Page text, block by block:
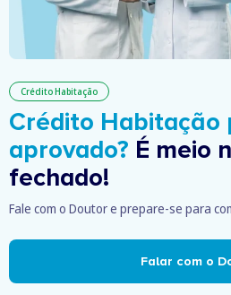
Crédito Habitação
Crédito Habitação
aprovado? É meio
fechado!
Fale com o Doutor e prepare-se para
Falar com o